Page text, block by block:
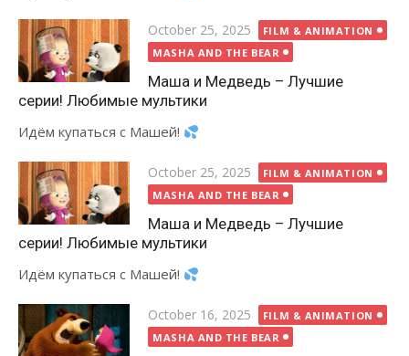
Posted
on
October 25, 2025
FILM & ANIMATION
MASHA AND THE BEAR
Маша и Медведь – Лучшие
серии! Любимые мультики
Идём купаться с Машей!
Posted
on
October 25, 2025
FILM & ANIMATION
MASHA AND THE BEAR
Маша и Медведь – Лучшие
серии! Любимые мультики
Идём купаться с Машей!
Posted
on
October 16, 2025
FILM & ANIMATION
MASHA AND THE BEAR